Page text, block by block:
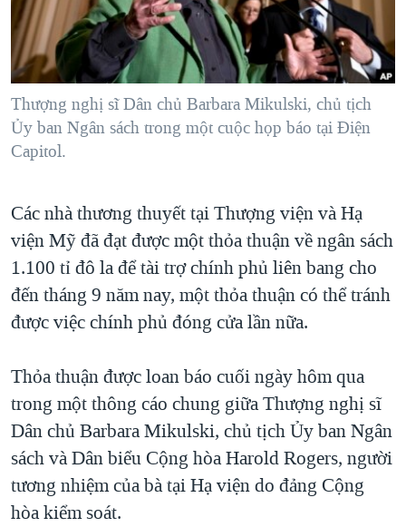
"Tìm"NGƯỜI VIỆT HẢI NGOẠI
ĐỜI SỐNG
KINH TẾ
KHOA HỌC
SỨC KHOẺ
THỂ THAO
GIÁO DỤC
TẠI
HÀNH TRÌNH BẦU CỬ 2024
MỘT NĂM CHIẾN TRANH TẠI DẢI GAZA
GIẢI MÃ VÀNH ĐAI & CON ĐƯỜNG
NGÀY TỊ NẠN THẾ GIỚI
CHI PHÍ CHIẾN TRANH AFGHANISTAN
CÁC GIÁ TRỊ CỘNG HÒA Ở VIỆT NAM
THƯỢNG ĐỈNH TRUMP-KIM TẠI VIỆT NAM
TRỊNH VĨNH BÌNH VS. CHÍNH PHỦ VIỆT NAM
BÊN KIA QUỐC LỘ: TIẾNG VỌNG TỪ NÔNG THÔN MỸ
QUAN HỆ VIỆT MỸ
VIDEO
NGHE
MẠNG XÃ HỘI
Thượng nghị sĩ Dân chủ Barbara Mikulski, chủ tịch
Ủy ban Ngân sách trong một cuộc họp báo tại Ðiện
Capitol.
Các nhà thương thuyết tại Thượng viện và Hạ
viện Mỹ đã đạt được một thỏa thuận về ngân sách
1.100 tỉ đô la để tài trợ chính phủ liên bang cho
đến tháng 9 năm nay, một thỏa thuận có thể tránh
được việc chính phủ đóng cửa lần nữa.
Thỏa thuận được loan báo cuối ngày hôm qua
trong một thông cáo chung giữa Thượng nghị sĩ
Dân chủ Barbara Mikulski, chủ tịch Ủy ban Ngân
sách và Dân biểu Cộng hòa Harold Rogers, người
tương nhiệm của bà tại Hạ viện do đảng Cộng
hòa kiểm soát.